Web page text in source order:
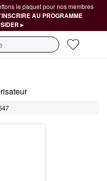
le paquet pour nos membres
AU PROGRAMME
▸